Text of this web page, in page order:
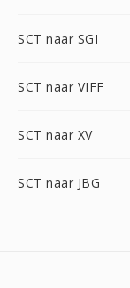
SCT naar SGI
SCT naar VIFF
SCT naar XV
SCT naar JBG